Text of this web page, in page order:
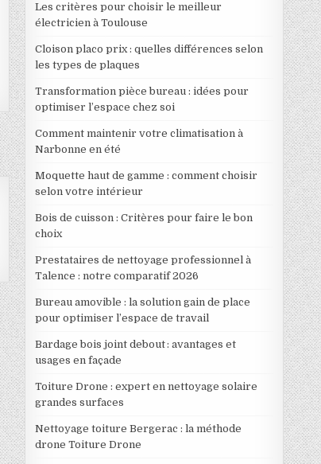
Les critères pour choisir le meilleur
électricien à Toulouse
Cloison placo prix : quelles différences selon
les types de plaques
Transformation pièce bureau : idées pour
optimiser l’espace chez soi
Comment maintenir votre climatisation à
Narbonne en été
Moquette haut de gamme : comment choisir
selon votre intérieur
Bois de cuisson : Critères pour faire le bon
choix
Prestataires de nettoyage professionnel à
Talence : notre comparatif 2026
Bureau amovible : la solution gain de place
pour optimiser l’espace de travail
Bardage bois joint debout : avantages et
usages en façade
Toiture Drone : expert en nettoyage solaire
grandes surfaces
Nettoyage toiture Bergerac : la méthode
drone Toiture Drone